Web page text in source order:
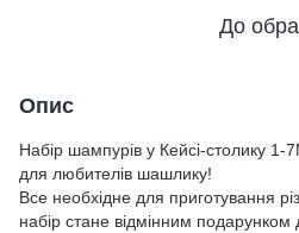
До
Опис
Набір шампурів у Кейсі-столику
для любителів шашлику!
Все необхідне для приготування
набір стане відмінним подарунком